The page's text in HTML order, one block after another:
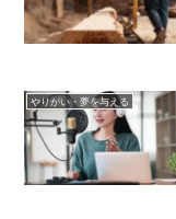
やりがい・夢を与える